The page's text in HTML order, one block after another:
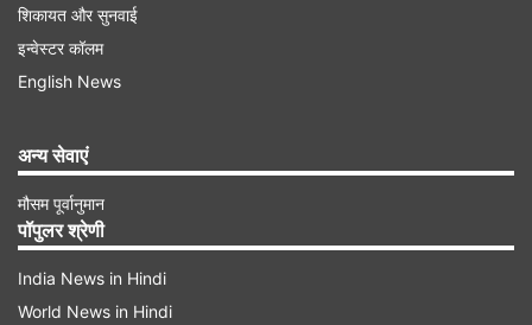
शिकायत और सुनवाई
इन्वेस्टर कॉलम
English News
अन्य सेवाएं
मौसम पूर्वानुमान
पॉपुलर श्रेणी
India News in Hindi
World News in Hindi